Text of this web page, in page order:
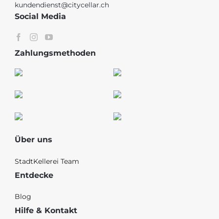
kundendienst@citycellar.ch
Social Media
Zahlungsmethoden
Über uns
StadtKellerei Team
Entdecke
Blog
Hilfe & Kontakt